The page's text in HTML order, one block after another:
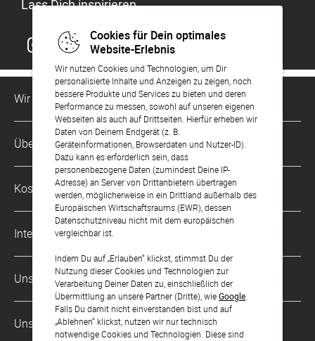
Cookies für Dein optimales
Website-Erlebnis
Wir nutzen Cookies und Technologien, um Dir
personalisierte Inhalte und Anzeigen zu zeigen, noch
bessere Produkte und Services zu bieten und deren
Performance zu messen, sowohl auf unseren eigenen
Webseiten als auch auf Drittseiten. Hierfür erheben wir
Daten von Deinem Endgerät (z. B.
Geräteinformationen, Browserdaten und Nutzer-ID).
Dazu kann es erforderlich sein, dass
personenbezogene Daten (zumindest Deine IP-
Adresse) an Server von Drittanbietern übertragen
werden, möglicherweise in ein Drittland außerhalb des
Europäischen Wirtschaftsraums (EWR), dessen
Datenschutzniveau nicht mit dem europäischen
vergleichbar ist.
Indem Du auf „Erlauben“ klickst, stimmst Du der
Nutzung dieser Cookies und Technologien zur
Verarbeitung Deiner Daten zu, einschließlich der
Übermittlung an unsere Partner (Dritte), wieGoogle
Falls Du damit nicht einverstanden bist und auf
„Ablehnen“ klickst, nutzen wir nur technisch
notwendige Cookies und Technologien. Diese sind
Lass Dich inspirieren
Wir sind für Dich da
Kundenservice-Hotline
0221 956 725 10
Mo. - Fr. von 9 bis 17 Uhr
kontakt@sendmoments.de
Über Uns
Philosophie
Karriere
Impressum
AGB & Widerrufsrecht
Zahlung & Versand
Datenschutz
Barrierefreiheitserklärung
Kostenlose Services
Musterkarten
Digitale Gästelisten
FAQ & Hilfe
International
Österreich
Schweiz
Frankreich
Unsere Zahlungsarten
Unsere Partner